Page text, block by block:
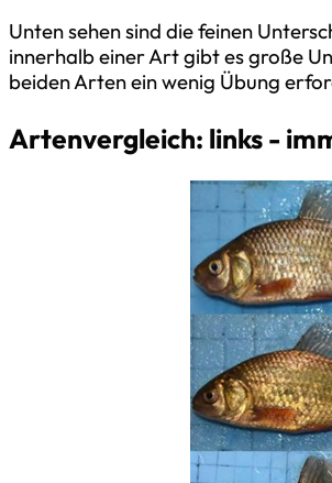
Unten sehen sind die feinen
innerhalb einer Art gibt es große
beiden Arten ein wenig Übung
Artenvergleich: links -